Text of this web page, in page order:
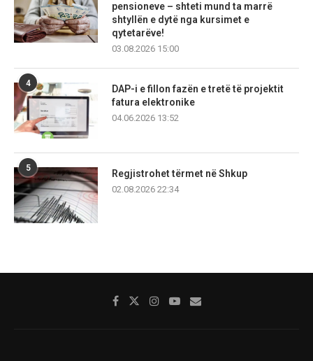
pensioneve – shteti mund ta marrë
shtyllën e dytë nga kursimet e
qytetarëve!
03.08.2026 15:00
4
DAP-i e fillon fazën e tretë të projektit
fatura elektronike
04.06.2026 13:52
5
Regjistrohet tërmet në Shkup
02.08.2026 22:34